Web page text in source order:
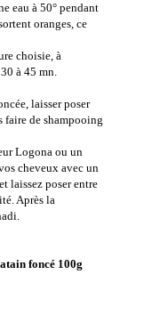
eau à 50° pendant
oranges, ce
choisie, à
à 45 mn.
laisser poser
faire de shampooing
Logona ou un
cheveux avec un
laissez poser entre
Après la
foncé 100g